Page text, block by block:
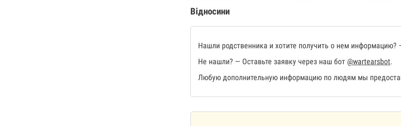
Відносини
Нашли родственника и хотите получить о нем информацию?
Не нашли? — Оставьте заявку через наш бот @wartearsbot.
Любую дополнительную информацию по людям мы